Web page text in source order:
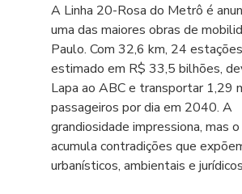
A Linha 20-Rosa do Metrô é
uma das maiores obras de
Paulo. Com 32,6 km, 24
estimado em R$ 33,5 bilhões,
Lapa ao ABC e transportar 1,29
passageiros por dia em 2040. A
grandiosidade impressiona, mas
acumula contradições que
urbanísticos, ambientais e